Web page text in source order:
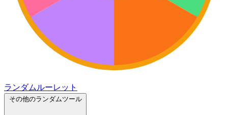
ランダムルーレット
その他のランダムツール